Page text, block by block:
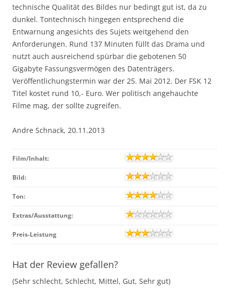
technische Qualität des Bildes nur bedingt gut ist, da zu
dunkel. Tontechnisch hingegen entsprechend die
Entwarnung angesichts des Sujets weitgehend den
Anforderungen. Rund 137 Minuten füllt das Drama und
nutzt auch ausreichend spürbar die gebotenen 50
Gigabyte Fassungsvermögen des Datenträgers.
Veröffentlichungstermin war der 25. Mai 2012. Der FSK 12
Titel kostet rund 10,- Euro. Wer politisch angehauchte
Filme mag, der sollte zugreifen.
Andre Schnack, 20.11.2013
Film/Inhalt:
Bild:
Ton:
Extras/Ausstattung:
Preis-Leistung
Hat der Review gefallen?
(Sehr schlecht, Schlecht, Mittel, Gut, Sehr gut)